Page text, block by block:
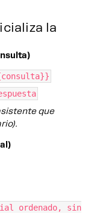
la
que
ordenado, sin